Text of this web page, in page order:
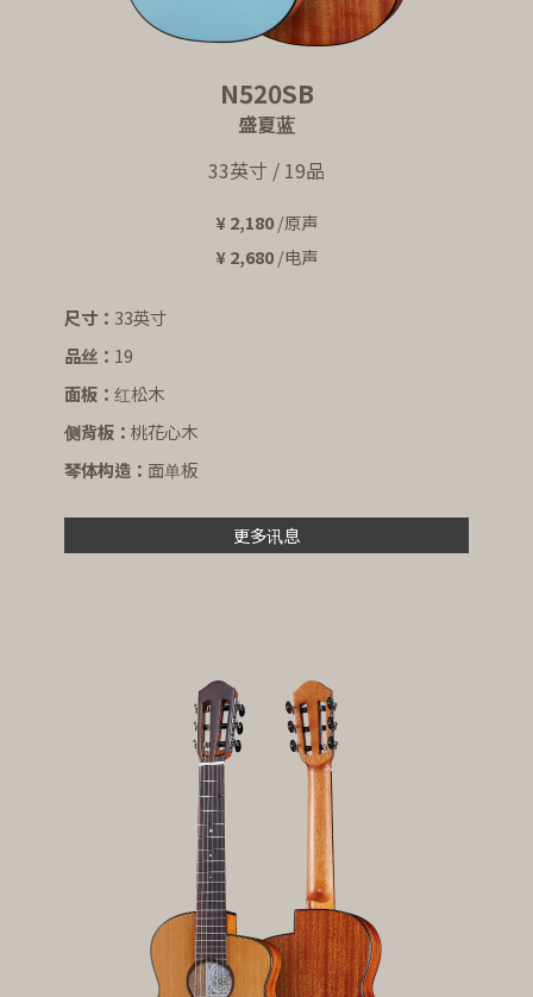
N520SB
盛夏蓝
33英寸 / 19品
¥ 2,180/原声
¥ 2,680/电声
尺寸： 33英寸
品丝： 19
面板：红松木
侧背板：桃花心木
琴体构造： 面单板
更多讯息